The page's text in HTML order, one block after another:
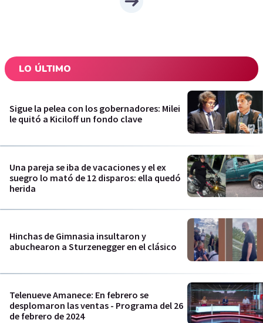
LO ÚLTIMO
Sigue la pelea con los gobernadores: Milei
le quitó a Kiciloff un fondo clave
Una pareja se iba de vacaciones y el ex
suegro lo mató de 12 disparos: ella quedó
herida
Hinchas de Gimnasia insultaron y
abuchearon a Sturzenegger en el clásico
Telenueve Amanece: En febrero se
desplomaron las ventas - Programa del 26
de febrero de 2024